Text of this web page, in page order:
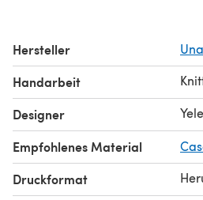
Hersteller
Handarbeit
Designer
Empfohlenes Material
Druckformat